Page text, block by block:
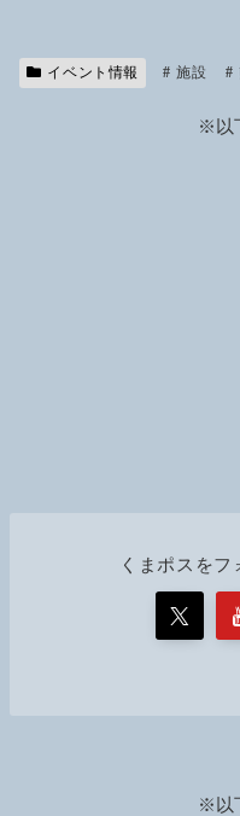
イベント情報 施設
※以
くまポスをフ
※以